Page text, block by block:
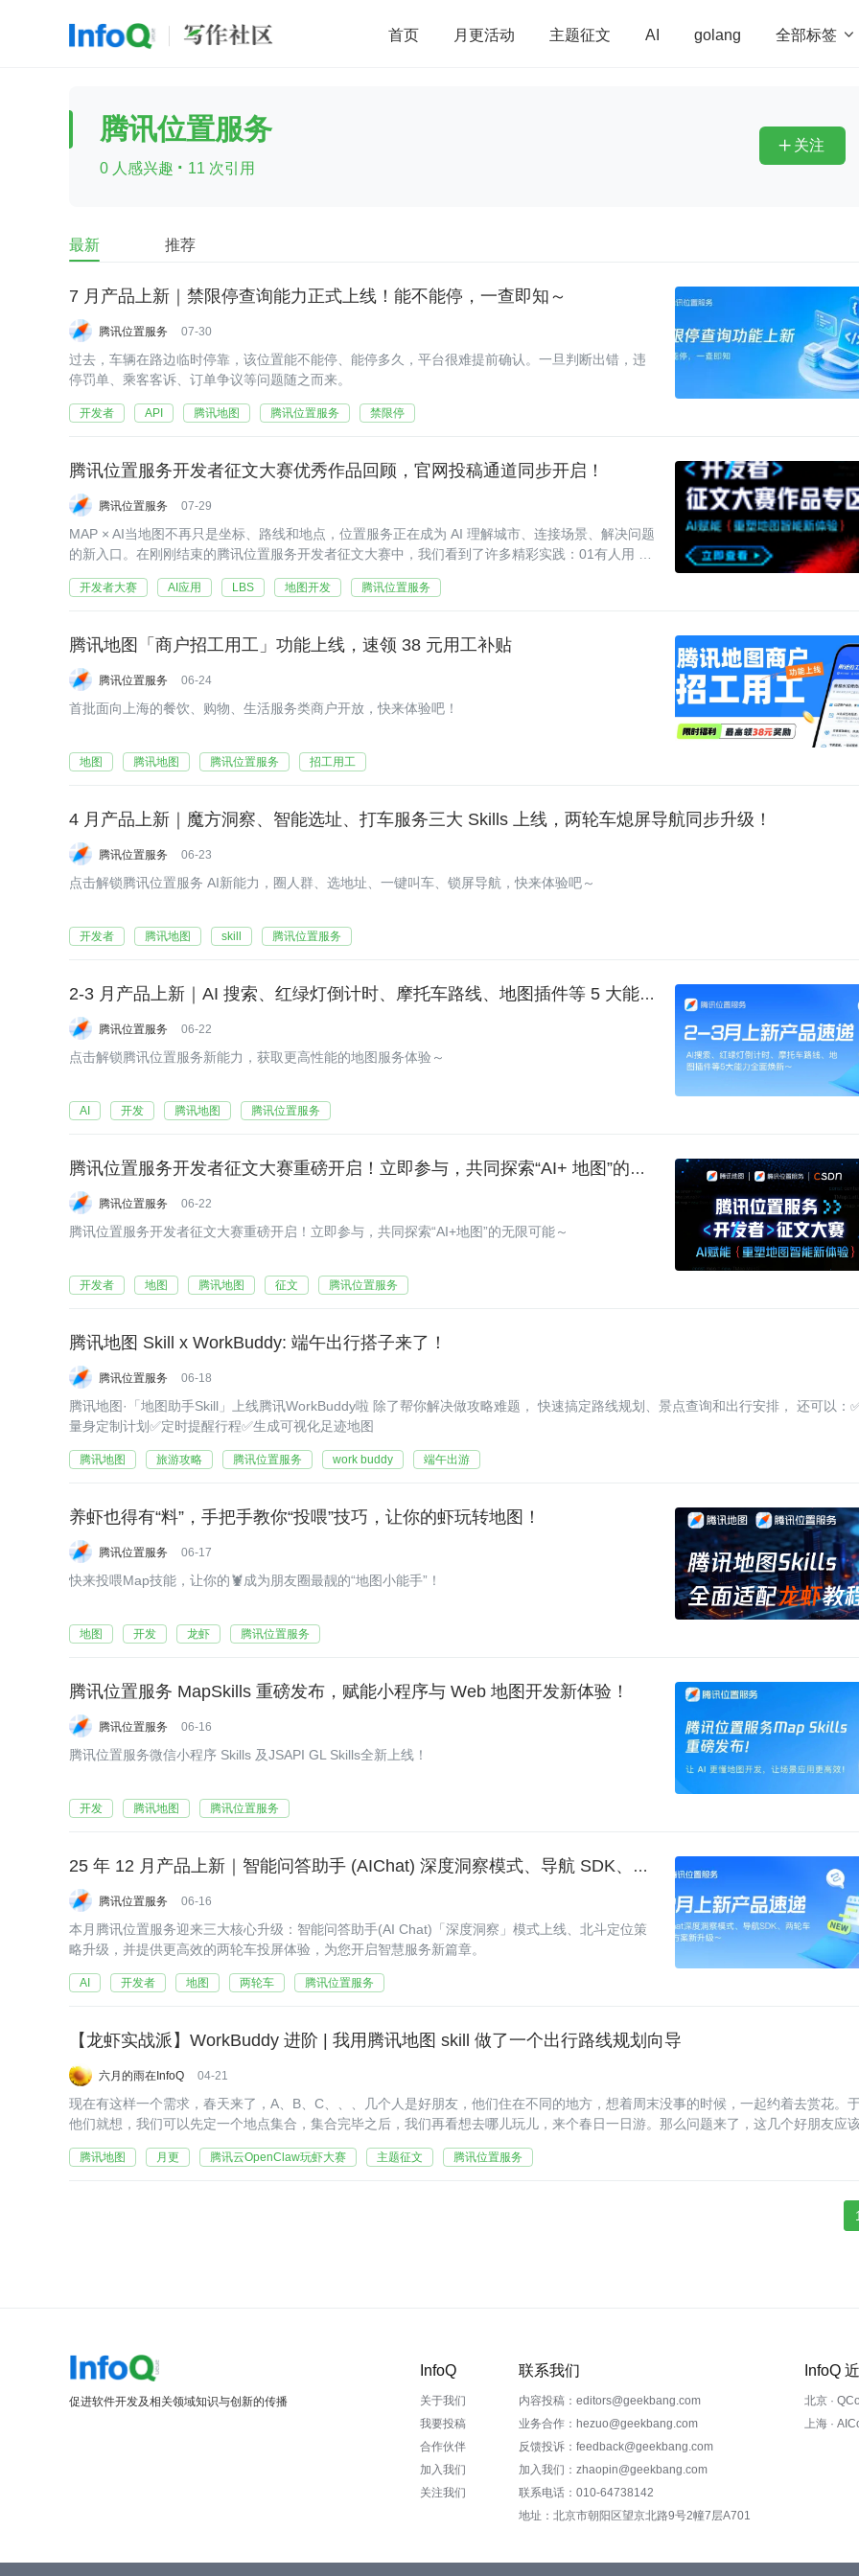
首页 月更活动 主题征文 AI golang 全部标签 
前端 AI 大数据 redis
查看更多
腾讯位置服务
0 人感兴趣 · 11 次引用
 关注
最新 推荐
7 月产品上新｜禁限停查询能力正式上线！能不能停，一查即知～
腾讯位置服务 07-30
过去，车辆在路边临时停靠，该位置能不能停、能停多久，平台很难提前确认。一旦判断出错，违
停罚单、乘客客诉、订单争议等问题随之而来。
开发者 API 腾讯地图 腾讯位置服务 禁限停
腾讯位置服务开发者征文大赛优秀作品回顾，官网投稿通道同步开启！
腾讯位置服务 07-29
MAP × AI当地图不再只是坐标、路线和地点，位置服务正在成为 AI 理解城市、连接场景、解决问题
的新入口。在刚刚结束的腾讯位置服务开发者征文大赛中，我们看到了许多精彩实践：01有人用 AI
开发者大赛 AI应用 LBS 地图开发 腾讯位置服务
腾讯地图「商户招工用工」功能上线，速领 38 元用工补贴
腾讯位置服务 06-24
首批面向上海的餐饮、购物、生活服务类商户开放，快来体验吧！
地图 腾讯地图 腾讯位置服务 招工用工
4 月产品上新｜魔方洞察、智能选址、打车服务三大 Skills 上线，两轮车熄屏导航同步升级！
腾讯位置服务 06-23
点击解锁腾讯位置服务 AI新能力，圈人群、选地址、一键叫车、锁屏导航，快来体验吧～
开发者 腾讯地图 skill 腾讯位置服务
2-3 月产品上新｜AI 搜索、红绿灯倒计时、摩托车路线、地图插件等 5 大能力全新升级！
腾讯位置服务 06-22
​点击解锁腾讯位置服务新能力，获取更高性能的地图服务体验～
AI 开发 腾讯地图 腾讯位置服务
腾讯位置服务开发者征文大赛重磅开启！立即参与，共同探索“AI+ 地图”的无限可能～
腾讯位置服务 06-22
腾讯位置服务开发者征文大赛重磅开启！立即参与，共同探索“AI+地图”的无限可能～
开发者 地图 腾讯地图 征文 腾讯位置服务
腾讯地图 Skill x WorkBuddy: 端午出行搭子来了！
腾讯位置服务 06-18
腾讯地图·「地图助手Skill」上线腾讯WorkBuddy啦 除了帮你解决做攻略难题， 快速搞定路线规划、景点查询和出行安排， 还可以：
量身定制计划✅定时提醒行程✅生成可视化足迹地图
腾讯地图 旅游攻略 腾讯位置服务 work buddy 端午出游
养虾也得有“料”，手把手教你“投喂”技巧，让你的虾玩转地图！
腾讯位置服务 06-17
​快来投喂Map技能，让你的🦞成为朋友圈最靓的“地图小能手”！
地图 开发 龙虾 腾讯位置服务
腾讯位置服务 MapSkills 重磅发布，赋能小程序与 Web 地图开发新体验！
腾讯位置服务 06-16
​腾讯位置服务微信小程序 Skills 及JSAPI GL Skills全新上线！
开发 腾讯地图 腾讯位置服务
25 年 12 月产品上新｜智能问答助手 (AIChat) 深度洞察模式、导航 SDK、两轮车投屏方案新升级～
腾讯位置服务 06-16
​本月腾讯位置服务迎来三大核心升级：智能问答助手(AI Chat)「深度洞察」模式上线、北斗定位策
略升级，并提供更高效的两轮车投屏体验，为您开启智慧服务新篇章。
AI 开发者 地图 两轮车 腾讯位置服务
【龙虾实战派】WorkBuddy 进阶 | 我用腾讯地图 skill 做了一个出行路线规划向导
六月的雨在InfoQ 04-21
现在有这样一个需求，春天来了，A、B、C、、、几个人是好朋友，他们住在不同的地方，想着周末没事的时候，一起约着去赏花。
他们就想，我们可以先定一个地点集合，集合完毕之后，我们再看想去哪儿玩儿，来个春日一日游。那么问题来了，这几个好朋友应
腾讯地图 月更 腾讯云OpenClaw玩虾大赛 主题征文 腾讯位置服务
促进软件开发及相关领域知识与创新的传播
InfoQ
关于我们
我要投稿
合作伙伴
加入我们
关注我们
联系我们
内容投稿：editors@geekbang.com
业务合作：hezuo@geekbang.com
反馈投诉：feedback@geekbang.com
加入我们：zhaopin@geekbang.com
联系电话：010-64738142
地址：北京市朝阳区望京北路9号2幢7层A701
InfoQ
北京 ·
上海 ·